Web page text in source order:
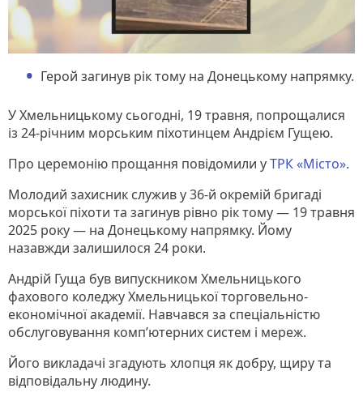
Герой загинув рік тому на Донецькому напрямку.
У Хмельницькому сьогодні, 19 травня, попрощалися
із 24-річним морським піхотинцем Андрієм Гущею.
Про церемонію прощання повідомили уТРК «Місто».
Молодий захисник служив у 36-й окремій бригаді
морської піхоти та загинув рівно рік тому — 19 травня
2025 року — на Донецькому напрямку. Йому
назавжди залишилося 24 роки.
Андрій Гуща був випускником Хмельницького
фахового коледжу Хмельницької торговельно-
економічної академії. Навчався за спеціальністю
обслуговування комп’ютерних систем і мереж.
Його викладачі згадують хлопця як добру, щиру та
відповідальну людину.